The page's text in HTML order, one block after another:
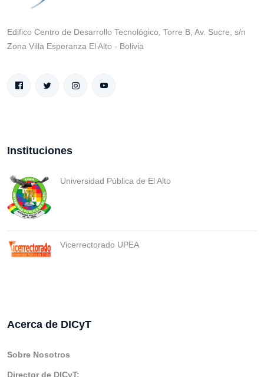
Edifico Centro de Desarrollo Tecnológico, Torre B, Av. Sucre, s/n
Zona Villa Esperanza El Alto - Bolivia
Instituciones
Universidad Pública de El Alto
Vicerrectorado UPEA
Acerca de DICyT
Sobre Nosotros
Director de DICyT: